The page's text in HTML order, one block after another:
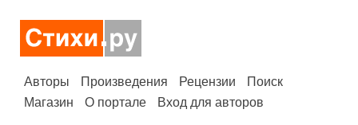
Авторы Произведения Рецензии
Поиск
Магазин
О портале Вход для авторов